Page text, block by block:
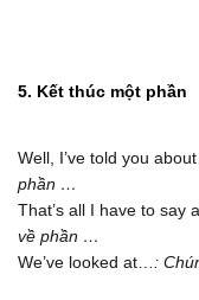
5. Kết thúc một phần
Well, I’ve told you
phần …
That’s all I have to say
về phần …
We’ve looked at… :